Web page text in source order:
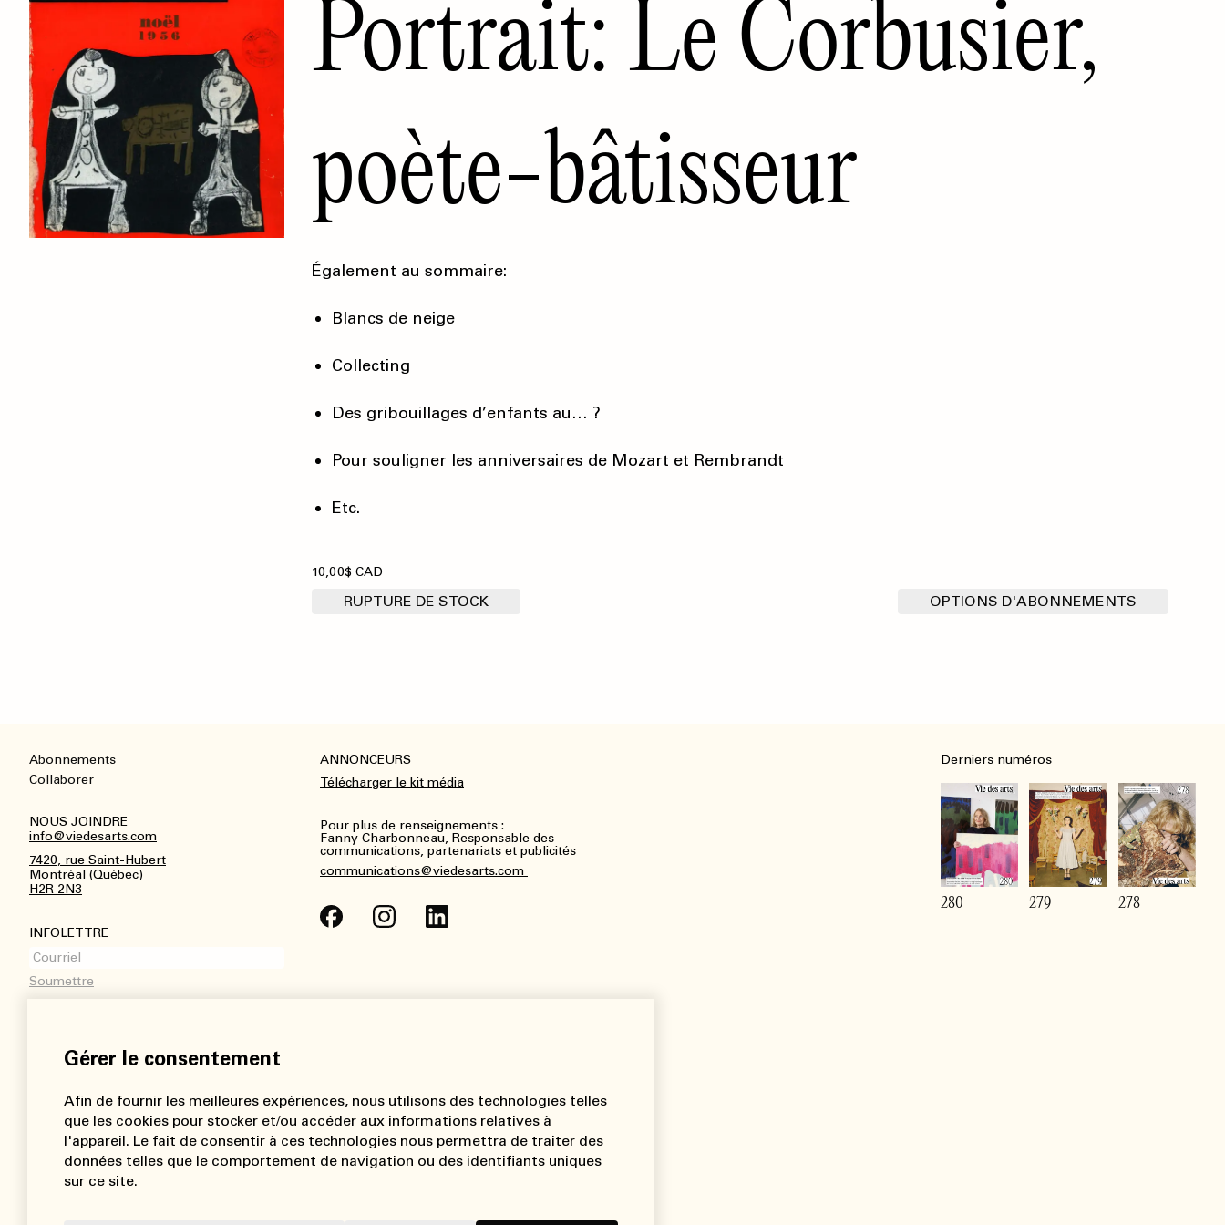
Gérer le consentement
Afin de fournir les meilleures expériences, nous utilisons des technologies telles
que les cookies pour stocker et/ou accéder aux informations relatives à
l'appareil. Le fait de consentir à ces technologies nous permettra de traiter des
données telles que le comportement de navigation ou des identifiants uniques
sur ce site.
Portrait: Le Corbusier,
poète-bâtisseur
Également au sommaire:
Blancs de neige
Collecting
Des gribouillages d’enfants au… ?
Pour souligner les anniversaires de Mozart et Rembrandt
Etc.
10,00$ CAD
RUPTURE DE STOCK OPTIONS D'ABONNEMENTS
Abonnements
Collaborer
NOUS JOINDRE
info@viedesarts.com
7420, rue Saint-Hubert
Montréal (Québec)
H2R 2N3
INFOLETTRE
ANNONCEURS
Télécharger le kit média
Pour plus de renseignements :
Fanny Charbonneau, Responsable des
communications, partenariats et publicités
communications@viedesarts.com
Derniers numéros
280 279 278